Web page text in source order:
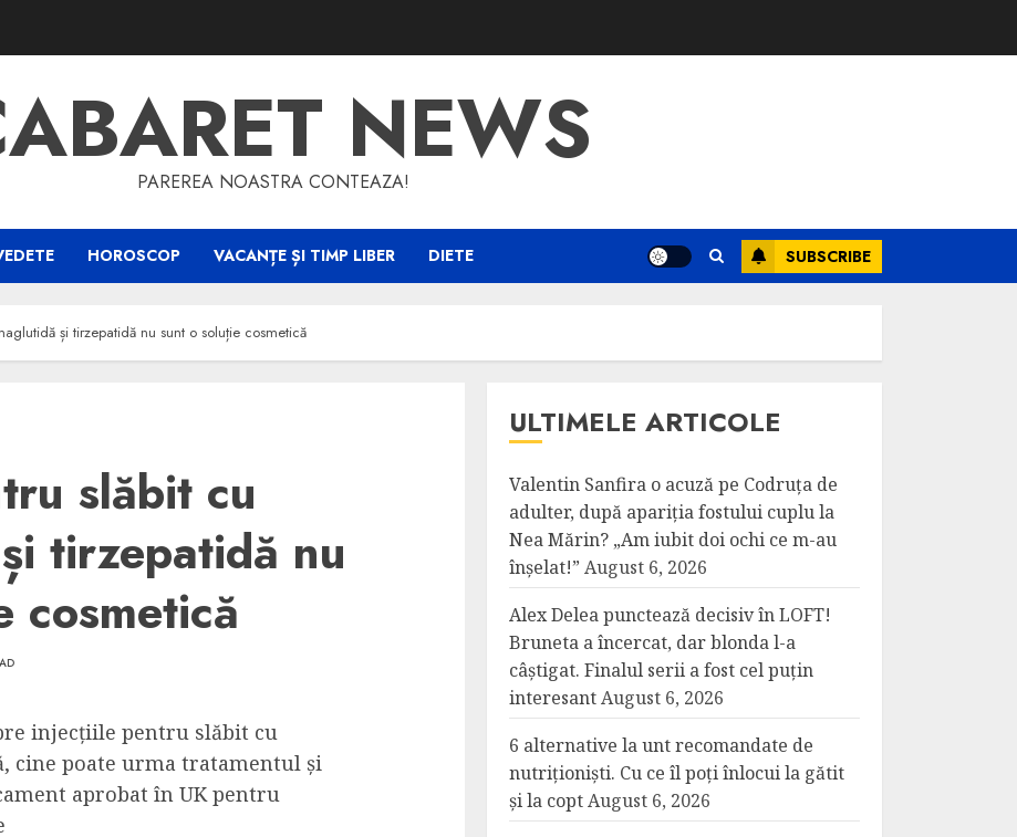
NEWS
PAREREA NOASTRA CONTEAZA!
HOROSCOP VACANȚE ȘI TIMP LIBER DIETE SUBSCRIBE
și tirzepatidă nu sunt o soluție cosmetică
slăbit cu
tirzepatidă nu
cosmetică
injecțiile pentru slăbit cu
cine poate urma tratamentul și
aprobat în UK pentru
ULTIMELE ARTICOLE
Valentin Sanfira o acuză pe Codruța de
adulter, după apariția fostului cuplu la
Nea Mărin? „Am iubit doi ochi ce m-au
înșelat!” August 6, 2026
Alex Delea punctează decisiv în LOFT!
Bruneta a încercat, dar blonda l-a
câștigat. Finalul serii a fost cel puțin
interesantAugust 6, 2026
6 alternative la unt recomandate de
nutriționiști. Cu ce îl poți înlocui la gătit
și la coptAugust 6, 2026